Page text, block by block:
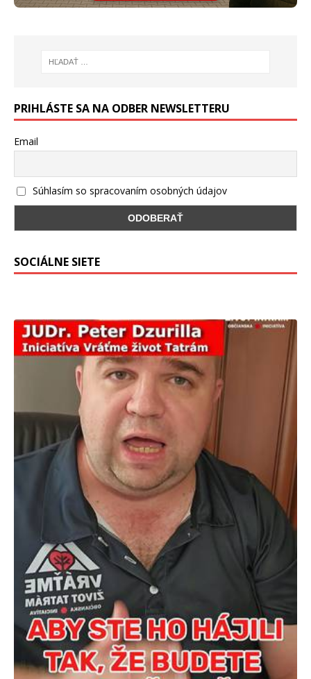
PRIHLÁSTE SA NA ODBER NEWSLETTERU
Email
Súhlasím so spracovaním osobných údajov
SOCIÁLNE SIETE